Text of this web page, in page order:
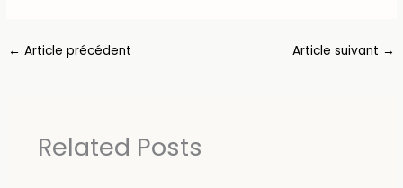
← Article précédent Article suivant →
Related Posts